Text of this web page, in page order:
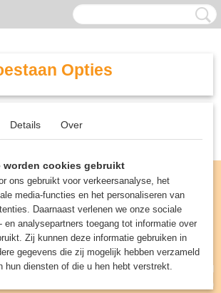
UW WINKELWAGEN
(0)
Opties
Details Over
worden cookies gebruikt
ons gebruikt voor verkeersanalyse, het
media-functies en het personaliseren van
Daarnaast verlenen we onze sociale
en analysepartners toegang tot informatie over
Zij kunnen deze informatie gebruiken in
gegevens die zij mogelijk hebben verzameld
hun diensten of die u hen hebt verstrekt.